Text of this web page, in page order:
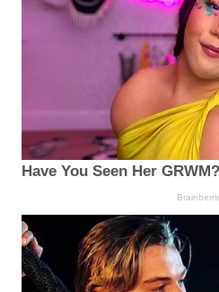
Have You Seen Her